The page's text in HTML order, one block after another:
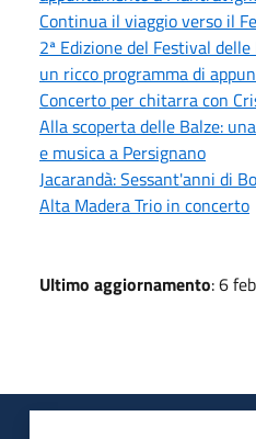
Continua il viaggio verso il
2ª Edizione del Festival
un ricco programma di
Concerto per chitarra con
Alla scoperta delle Balze:
e musica a Persignano
Jacarandà: Sessant'anni di
Alta Madera Trio in concerto
Ultimo aggiornamento: 6